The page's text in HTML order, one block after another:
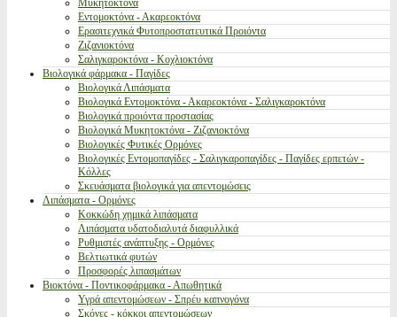
Μυκητοκτόνα
Εντομοκτόνα - Ακαρεοκτόνα
Ερασιτεχνικά Φυτοπροστατευτικά Προιόντα
Ζιζανιοκτόνα
Σαλιγκαροκτόνα - Κοχλιοκτόνα
Βιολογικά φάρμακα - Παγίδες
Βιολογικά Λιπάσματα
Βιολογικά Εντομοκτόνα - Ακαρεοκτόνα - Σαλιγκαροκτόνα
Βιολογικά προιόντα προστασίας
Βιολογικά Μυκητοκτόνα - Ζιζανιοκτόνα
Βιολογικές Φυτικές Ορμόνες
Βιολογικές Εντομοπαγίδες - Σαλιγκαροπαγίδες - Παγίδες ερπετών -
Κόλλες
Σκευάσματα βιολογικά για απεντομώσεις
Λιπάσματα - Ορμόνες
Κοκκώδη χημικά λιπάσματα
Λιπάσματα υδατοδιαλυτά διαφυλλικά
Ρυθμιστές ανάπτυξης - Ορμόνες
Βελτιωτικά φυτών
Προσφορές λιπασμάτων
Βιοκτόνα - Ποντικοφάρμακα - Απωθητικά
Υγρά απεντομώσεων - Σπρέυ καπνογόνα
Σκόνες - κόκκοι απεντομώσεων